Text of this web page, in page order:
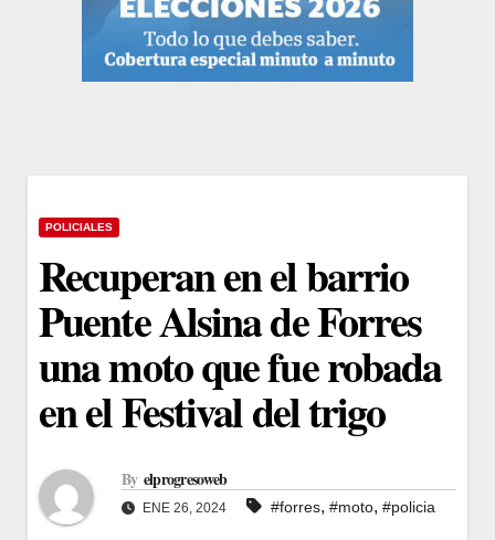
POLICIALES
Recuperan en el barrio
Puente Alsina de Forres
una moto que fue robada
en el Festival del trigo
By elprogresoweb
ENE 26, 2024 #forres, #moto, #policia